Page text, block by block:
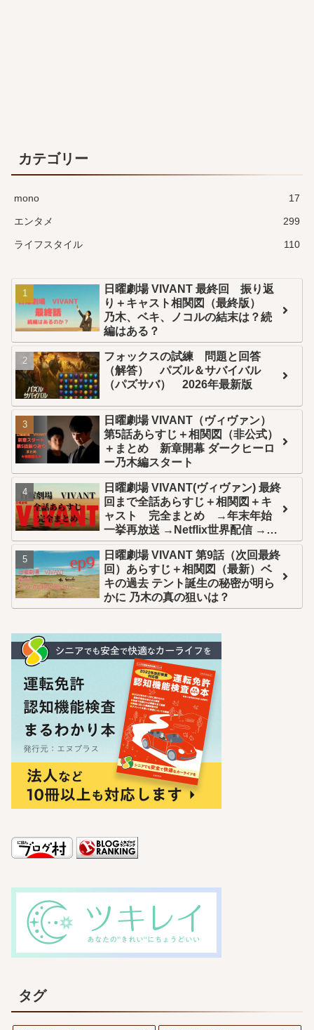
カテゴリー
mono 17
エンタメ 299
ライフスタイル 110
日曜劇場 VIVANT 最終回 振り返
り＋キャスト相関図（最終版）
乃木、ベキ、ノコルの結末は？続
編はある？
フォックスの試練 問題と回答
（解答） パズル＆サバイバル
（パズサバ） 2026年最新版
日曜劇場 VIVANT（ヴィヴァン）
第5話あらすじ＋相関図（非公式）
＋まとめ 新章開幕 ダークヒーロ
ー乃木編スタート
日曜劇場 VIVANT(ヴィヴァン) 最終
回まで全話あらすじ＋相関図＋キ
ャスト 完全まとめ →年末年始
一挙再放送 →Netflix世界配信 →U-
NEXT全話配信
日曜劇場 VIVANT 第9話（次回最終
回）あらすじ＋相関図（最新）ベ
キの過去 テント誕生の秘密が明ら
かに 乃木の真の狙いは？
タグ